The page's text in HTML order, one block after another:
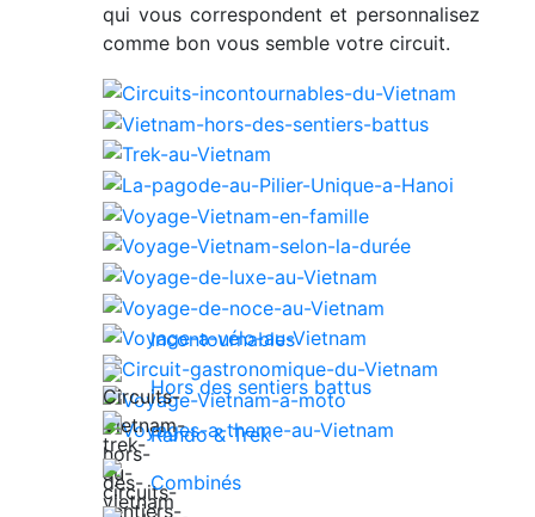
qui vous correspondent et personnalisez
comme bon vous semble votre circuit.
Incontournables
Hors des sentiers battus
Rando & Trek
Combinés